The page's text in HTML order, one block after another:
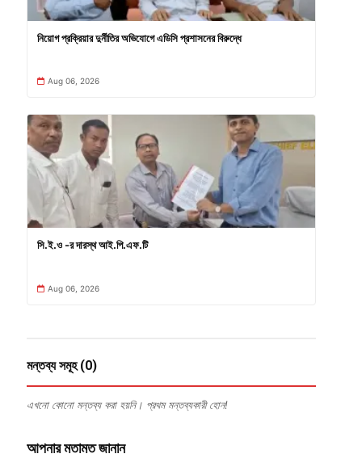
নিয়োগ প্রক্রিয়ার দুর্নীতির অভিযোগে এডিসি প্রশাসনের বিরুদ্ধে
Aug 06, 2026
সি.ই.ও -র দারস্থ আই.পি.এফ.টি
Aug 06, 2026
মন্তব্য সমূহ (0)
এখনো কোনো মন্তব্য করা হয়নি। প্রথম মন্তব্যকারী হোন!
আপনার মতামত জানান